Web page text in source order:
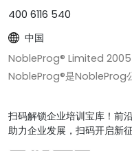
400 6116 540
中国
NobleProg® Limited
NobleProg®是NobleProg
扫码解锁企业培训宝库！前
助力企业发展，扫码开启新